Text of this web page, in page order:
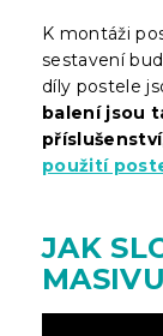
K montáži
sestavení
díly postele
balení jsou
příslušenství
použití
JAK